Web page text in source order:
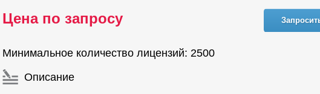
Цена по запросу
Минимальное количество лицензий: 2500
Описание